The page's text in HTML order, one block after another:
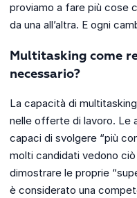
proviamo a fare più cose
da una all’altra. E ogni
Multitasking come
necessario?
La capacità di
nelle offerte di lavoro. Le
capaci di svolgere “più
molti candidati vedono
dimostrare le proprie
è considerato una